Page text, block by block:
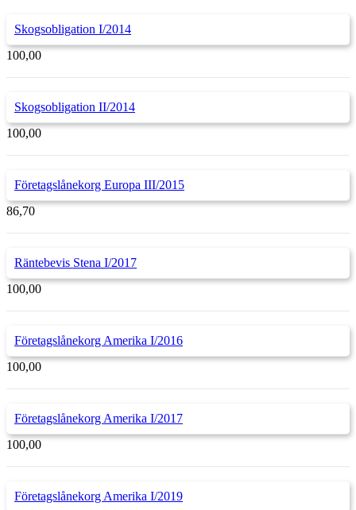
Skogsobligation I/2014
100,00
Skogsobligation II/2014
100,00
Företagslånekorg Europa III/2015
86,70
Räntebevis Stena I/2017
100,00
Företagslånekorg Amerika I/2016
100,00
Företagslånekorg Amerika I/2017
100,00
Företagslånekorg Amerika I/2019